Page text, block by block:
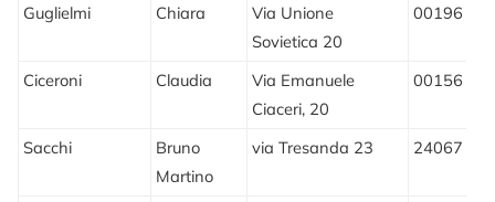
Guglielmi
Chiara
Via Unione
Sovietica 20
00196
Ciceroni Claudia
Via Emanuele
Ciaceri, 20
00156
Sacchi
Bruno
Martino
via Tresanda 23 24067